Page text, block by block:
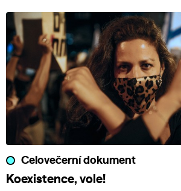
Celovečerní dokument
Koexistence, vole!